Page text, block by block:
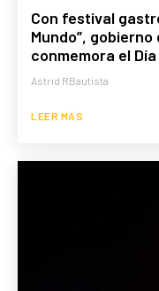
Con festival
Mundo”,
conmemora el
Astrid RBautista
LEER MÁS